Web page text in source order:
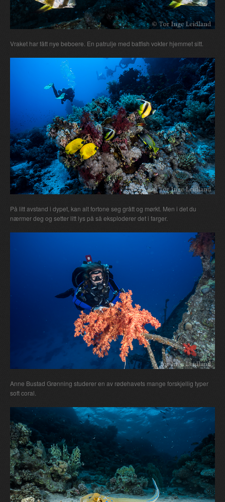
Vraket har fått nye beboere. En patrulje med batfish vokter hjemmet sitt.
På litt avstand i dypet, kan alt fortone seg grått og mørkt. Men i det du
nærmer deg og setter litt lys på så eksploderer det i farger.
Anne Bustad Grønning studerer en av rødehavets mange forskjellig typer
soft coral.